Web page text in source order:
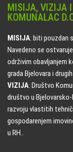
MISIJA, VIZIJA I
KOMUNALAC
MISIJA: biti pouzdan
Navedeno se
održivim obavljanjem
grada Bjelovara i
VIZIJA: Društvo
društvo u
razvoju vlastitih
gospodarenjem
u RH..